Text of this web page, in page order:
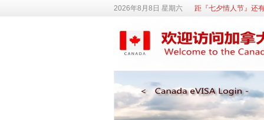
2026年8月8日 星期六 距『七夕情人节』还